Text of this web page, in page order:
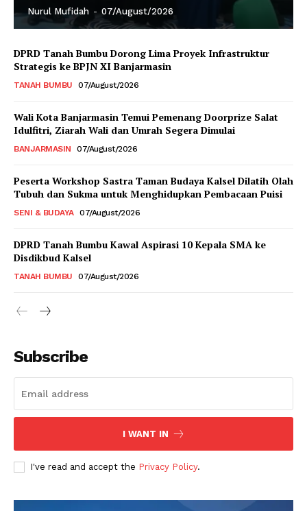
Nurul Mufidah - 07/August/2026
DPRD Tanah Bumbu Dorong Lima Proyek Infrastruktur
Strategis ke BPJN XI Banjarmasin
TANAH BUMBU 07/August/2026
Wali Kota Banjarmasin Temui Pemenang Doorprize Salat
Idulfitri, Ziarah Wali dan Umrah Segera Dimulai
BANJARMASIN 07/August/2026
Peserta Workshop Sastra Taman Budaya Kalsel Dilatih Olah
Tubuh dan Sukma untuk Menghidupkan Pembacaan Puisi
SENI & BUDAYA 07/August/2026
DPRD Tanah Bumbu Kawal Aspirasi 10 Kepala SMA ke
Disdikbud Kalsel
TANAH BUMBU 07/August/2026
Subscribe
I WANT IN
I've read and accept the Privacy Policy.